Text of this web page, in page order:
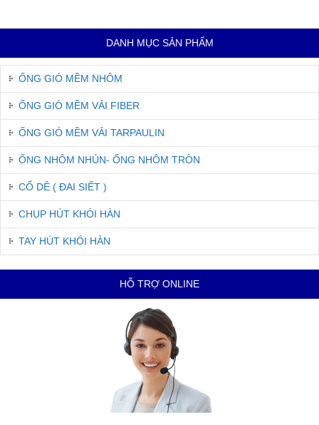
DANH MỤC SẢN PHẨM
ỐNG GIÓ MỀM NHÔM
ỐNG GIÓ MỀM VẢI FIBER
ỐNG GIÓ MỀM VẢI TARPAULIN
ỐNG NHÔM NHÚN- ỐNG NHÔM TRÒN
CỔ DÊ ( ĐAI SIẾT )
CHỤP HÚT KHÓI HÀN
TAY HÚT KHÓI HÀN
HỖ TRỢ ONLINE